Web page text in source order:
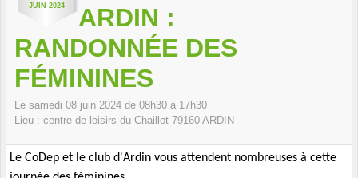
JUIN 2024
ARDIN :
RANDONNÉE DES
FÉMININES
Le samedi 08 juin 2024 de 08h30 à 17h30
Lieu : centre de loisirs du Chaillot 79160 ARDIN
Le CoDep et le club d'Ardin vous attendent nombreuses à cette